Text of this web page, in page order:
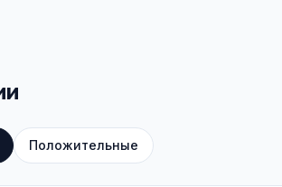
Положительные